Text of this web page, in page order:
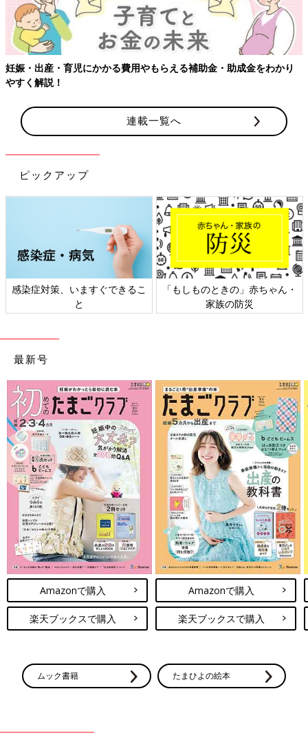
わかり
連載一覧へ
ピックアップ
赤ちゃん・
日本外来小児科学会リーフレッ
六星占術 細木かお
最新号
Amazonで購入
楽天ブックスで購入
Amazonで購入
楽天ブックスで購入
ムック書籍 たまひよの絵本